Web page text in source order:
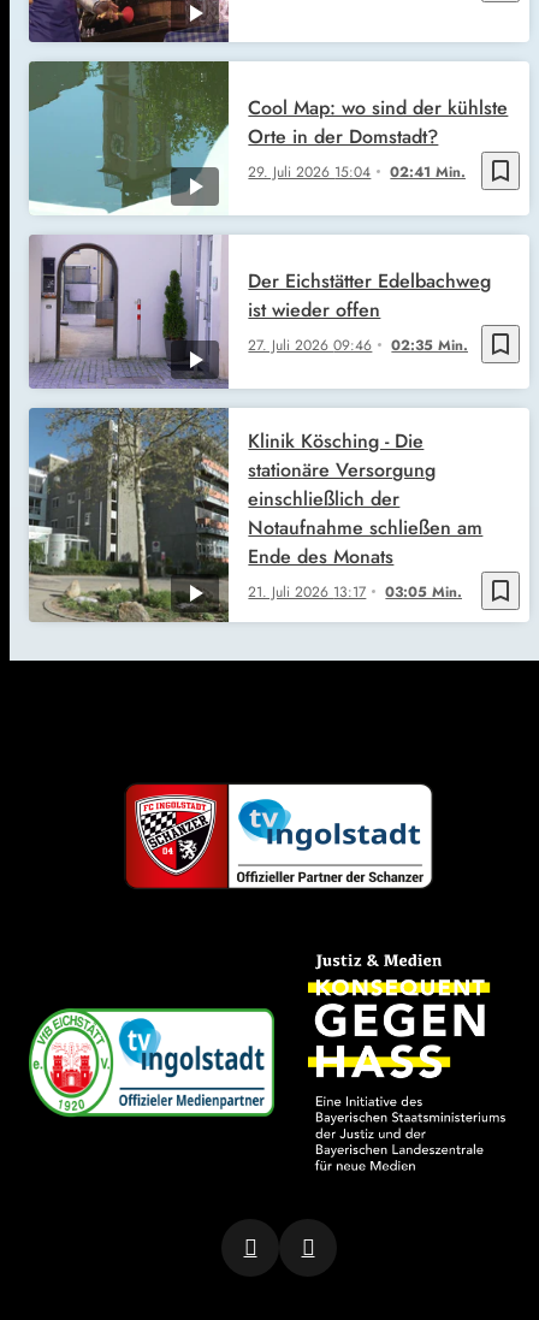
bookmark_border
29. Juli 2026 15:04 02:41 Min.
Cool Map: wo sind der kühlste
Orte in der Domstadt?
bookmark_border
27. Juli 202609:46 02:35 Min.
Der Eichstätter Edelbachweg
ist wieder offen
bookmark_border
21. Juli 2026 13:17 03:05 Min.
Klinik Kösching - Die
stationäre Versorgung
einschließlich der
Notaufnahme schließen am
Ende des Monats